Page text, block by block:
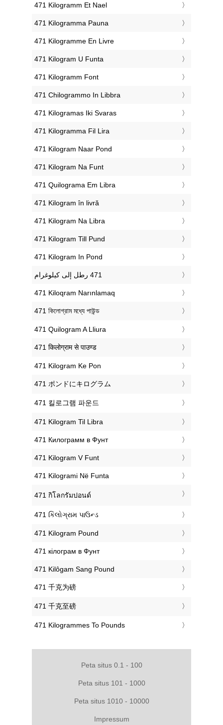
‎471 Kilogramm Et Nael
‎471 Kilogramma Pauna
‎471 Kilogramme En Livre
‎471 Kilogram U Funta
‎471 Kilogramm Font
‎471 Chilogrammo In Libbra
‎471 Kilogramas Iki Svaras
‎471 Kilogramma Fil Lira
‎471 Kilogram Naar Pond
‎471 Kilogram Na Funt
‎471 Quilograma Em Libra
‎471 Kilogram în livră
‎471 Kilogram Na Libra
‎471 Kilogram Till Pund
‎471 Kilogram In Pond
‎471 Kiloqram Narınlamaq
‎471 কিলোগ্রাম মধ্যে পাউন্ড
‎471 Quilogram A Lliura
‎471 किलोग्राम से पाउण्ड
‎471 Kilogram Ke Pon
‎471 ポンドにキログラム
‎471 킬로그램 파운드
‎471 Kilogram Til Libra
‎471 Килограмм в Фунт
‎471 Kilogram V Funt
‎471 Kilogrami Në Funta
‎471 กิโลกรัมปอนด์
‎471 કિલોગ્રામ પાઉન્ડ
‎471 Kilogram Pound
‎471 кілограм в Фунт
‎471 Kilôgam Sang Pound
‎471 千克为磅
‎471 千克至磅
‎471 Kilogrammes To Pounds
Peta situs 0.1 - 100
Peta situs 101 - 1000
Peta situs 1010 - 10000
Impressum